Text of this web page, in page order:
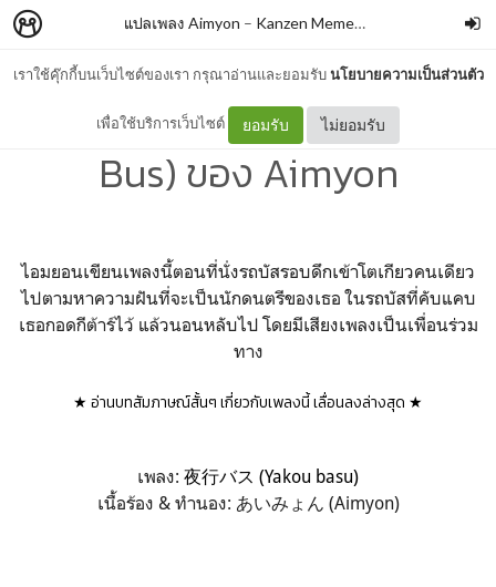
เราใช้คุ๊กกี้บนเว็บไซต์ของเรา กรุณาอ่านและยอมรับนโยบายความเป็นส่วนตัว
เพื่อใช้บริการเว็บไซต์ ยอมรับ ไม่ยอมรับ
แปลเพลง Aimyon – Kanzen Memeshe
แปลเพลง 夜行バス (Night
Bus) ของ Aimyon
ไอมยอนเขียนเพลงนี้ตอนที่นั่งรถบัสรอบดึกเข้าโตเกียวคนเดียว
ไปตามหาความฝันที่จะเป็นนักดนตรีของเธอ ในรถบัสที่คับแคบ
เธอกอดกีต้าร์ไว้ แล้วนอนหลับไป โดยมีเสียงเพลงเป็นเพื่อนร่วม
ทาง
★ อ่านบทสัมภาษณ์สั้นๆ เกี่ยวกับเพลงนี้ เลื่อนลงล่างสุด ★
เพลง: 夜行バス (Yakou basu)
เนื้อร้อง & ทำนอง: あいみょん (Aimyon)